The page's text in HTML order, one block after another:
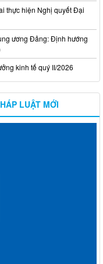
thực hiện Nghị quyết Đại
ương Đảng: Định hướng
kinh tế quý II/2026
LUẬT MỚI